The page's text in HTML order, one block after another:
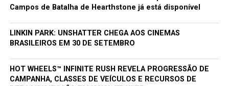
Campos de Batalha de Hearthstone já está disponível
LINKIN PARK: UNSHATTER CHEGA AOS CINEMAS
BRASILEIROS EM 30 DE SETEMBRO
HOT WHEELS™ INFINITE RUSH REVELA PROGRESSÃO DE
CAMPANHA, CLASSES DE VEÍCULOS E RECURSOS DE